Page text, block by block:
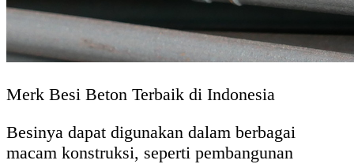
Merk Besi Beton Terbaik di Indonesia
Besinya dapat digunakan dalam berbagai
macam konstruksi, seperti pembangunan